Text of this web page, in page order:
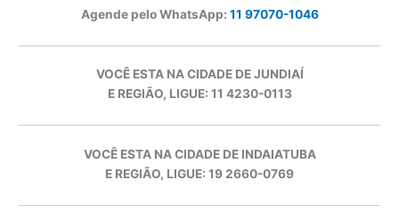
Agende pelo WhatsApp: 11 97070-1046
VOCÊ ESTA NA CIDADE DE JUNDIAÍ
E REGIÃO, LIGUE: 11 4230-0113
VOCÊ ESTA NA CIDADE DE INDAIATUBA
E REGIÃO, LIGUE: 19 2660-0769